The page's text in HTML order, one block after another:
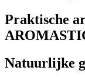
Praktische
Natuurlijke